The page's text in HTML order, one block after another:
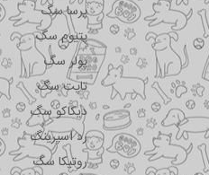
پرسا سگ
پتیوم سگ
پولر سگ
تاپت سگ
دیکاکو سگ
رد اسپرینگ
روتیکا سگ